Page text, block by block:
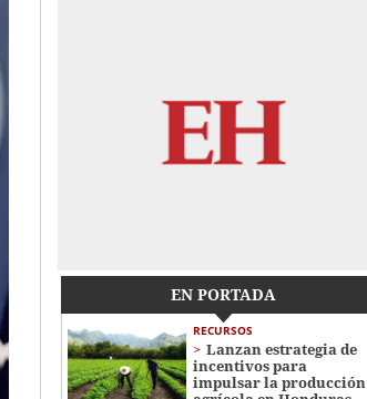
EN PORTADA
RECURSOS
Lanzan estrategia de
incentivos para
impulsar la producción